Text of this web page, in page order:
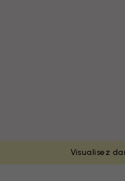
Visualisez